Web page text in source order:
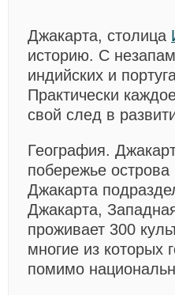
Джакарта, столица
историю. С
индийских и
Практически
свой след в
География.
побережье
Джакарта
Джакарта,
проживает 300
многие из которых
помимо